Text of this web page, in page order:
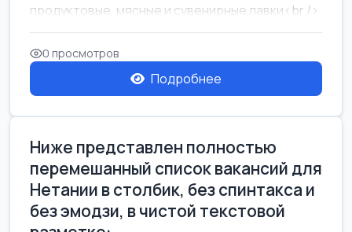
продуктовые, мясные и сувенирные лавки<br />
Разнорабочий на сборку м...
0 просмотров
Подробнее
Ниже представлен полностью
перемешанный список вакансий для
Нетании в столбик, без спинтакса и
без эмодзи, в чистой текстовой